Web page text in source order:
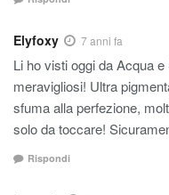
Elyfoxy 7 anni fa
Li ho visti oggi da Acqua
meravigliosi! Ultra
sfuma alla perfezione,
solo da toccare!
Rispondi